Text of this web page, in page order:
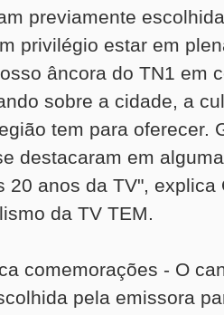
previamente
privilégio estar em
âncora do TN1 em
sobre a cidade, a
tem para oferecer.
destacaram em
20 anos da TV", explica
da TV TEM.
comemorações - O
pela emissora